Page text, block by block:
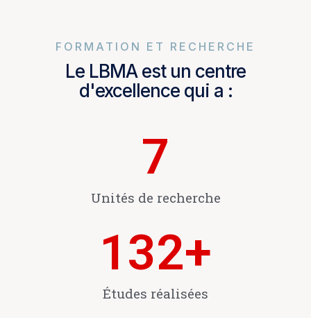
FORMATION ET RECHERCHE
Le LBMA est un centre
d'excellence qui a :
7
Unités de recherche
132+
Études réalisées